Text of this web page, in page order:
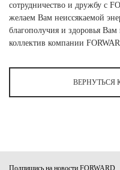
Самарская область (1)
Санкт-Петербург и ЛО (3)
Саратовская область (1)
Северная Осетия (2)
Смоленская область (1)
сотрудничество и дружбу с
желаем Вам неиссякаемой
благополучия и здоровья
коллектив компании
ВЕРНУТЬСЯ
Подпишись на новости FORWARD